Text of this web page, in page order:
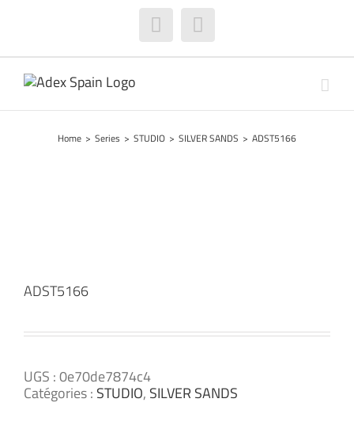
Facebook
Home > Series > STUDIO > SILVER SANDS > ADST5166
ADST5166
UGS :0e70de7874c4
Catégories : STUDIO, SILVER SANDS